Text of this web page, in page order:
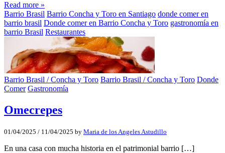
Read more »
Barrio Brasil Barrio Concha y Toro en Santiago donde comer en
barrio brasil Donde comer en Barrio Concha y Toro gastronomía en
barrio Brasil Restaurantes
Barrio Brasil / Concha y Toro Barrio Brasil / Concha y Toro Donde
Comer Gastronomía
Omecrepes
01/04/2025 / 11/04/2025 by Maria de los Angeles Astudillo
En una casa con mucha historia en el patrimonial barrio […]